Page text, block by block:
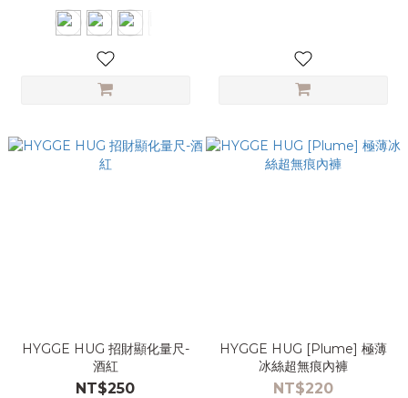
HYGGE HUG 招財顯化量尺-
酒紅
NT$250
HYGGE HUG [Plume] 極薄
冰絲超無痕內褲
NT$220